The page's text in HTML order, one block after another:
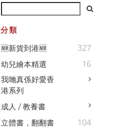
分類
🆕新貨到港🆕
327
幼兒繪本精選 16
我哋真係好愛香
港系列
成人 / 教養書
立體書，翻翻書
104